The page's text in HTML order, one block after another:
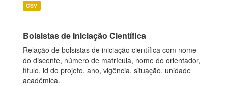
CSV
Bolsistas de Iniciação Científica
Relação de bolsistas de iniciação científica com nome
do discente, número de matrícula, nome do orientador,
título, id do projeto, ano, vigência, situação, unidade
acadêmica.